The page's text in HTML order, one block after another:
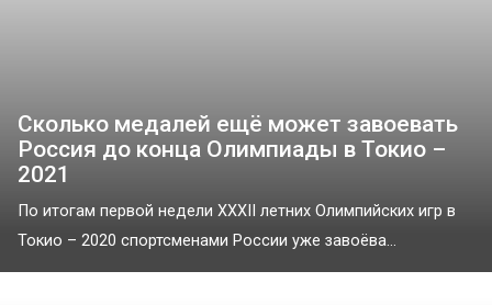
Сколько медалей ещё может завоевать
Россия до конца Олимпиады в Токио –
2021
По итогам первой недели XXXII летних Олимпийских игр в
Токио – 2020 спортсменами России уже завоёва...